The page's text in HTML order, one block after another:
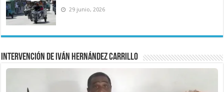
29 junio, 2026
Intervención de Iván Hernández Carrillo